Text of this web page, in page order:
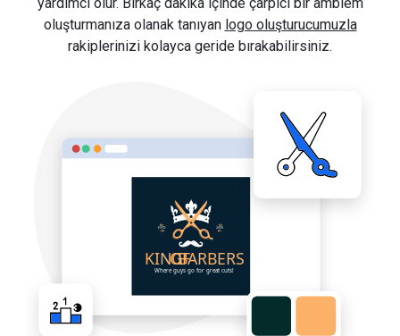
oluşturmanıza olanak tanıyan logo oluşturucumuzla
rakiplerinizi kolayca geride bırakabilirsiniz.